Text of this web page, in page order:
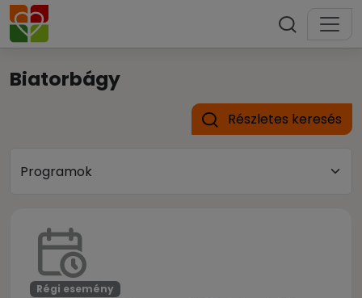
Biatorbágy
Részletes keresés
Régi esemény